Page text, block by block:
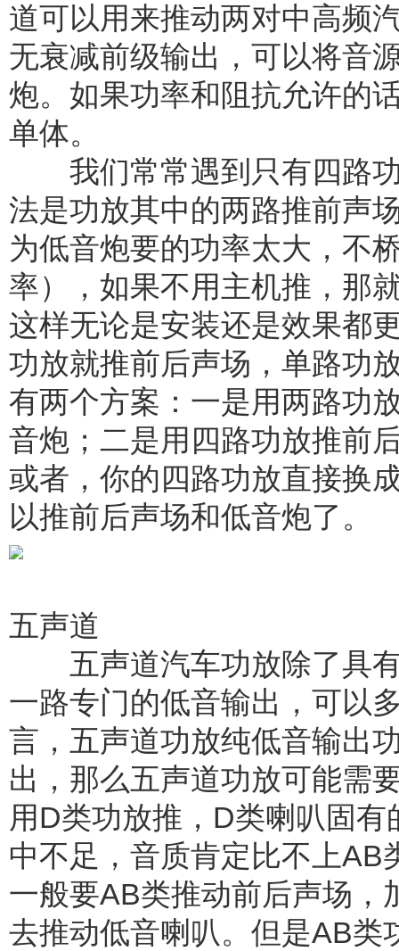
道可以用来推动两对中高频
无衰减前级输出，可以将音
炮。如果功率和阻抗允许的
单体。
我们常常遇到只有四路功
法是功放其中的两路推前声
为低音炮要的功率太大，不
率），如果不用主机推，那
这样无论是安装还是效果都
功放就推前后声场，单路功
有两个方案：一是用两路功
音炮；二是用四路功放推前
或者，你的四路功放直接换
以推前后声场和低音炮了。
五声道
五声道汽车功放除了具有
一路专门的低音输出，可以
言，五声道功放纯低音输出
出，那么五声道功放可能需
用D类功放推，D类喇叭固
中不足，音质肯定比不上AB
一般要AB类推动前后声场，
去推动低音喇叭。但是AB类